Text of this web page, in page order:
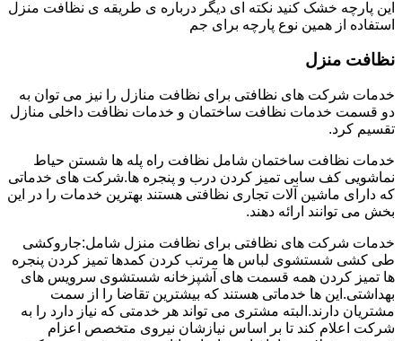
این پارچه خشک کنید نکته ای دیگر درباره ی طریقه ی نظافت منزل
استفاده از همین نوع پارچه برای جم
نظافت منزل
خدمات شرکت های نظافتی برای نظافت منازل را نیز می توان به
دو قسمت خدمات نظافت ساختمان و خدمات نظافت داخلی منازل
تقسیم کرد.
خدمات نظافت ساختمان شامل نظافت راه پله ها شستن حیاط
نماشویی کف سابی تمیز کردن درب و پنجره ها.شرکت های خدماتی
که دارای ماشین آلات تجاری نظافتی هستند بهترین خدمات را در این
بخش می توانند ارائه دهند.
خدمات شرکت های نظافتی برای نظافت منزل شامل:جاروکشی
طی کشی شستشوی لباس ها مرتب کردن کمدها تمیز کردن پنجره
ها تمیز کردن همه قسمت های آشپزخانه شستشوی سرویس های
بهداشتی.این ها خدماتی هستند که بیشترین تقاضا را از سمت
مشتریان دارند.البته مشتری می تواند هر خدمتی که نیاز دارد را به
شرکت اعلام کند تا بر اساس نیازشان نیروی متخصص اعزام